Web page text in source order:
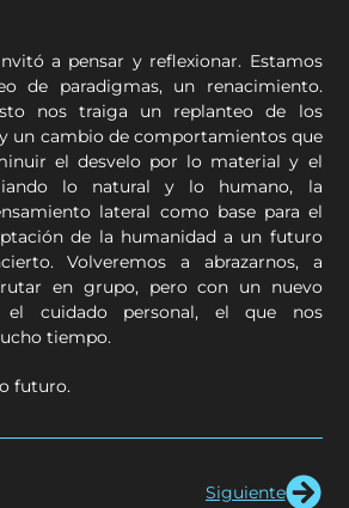
a pensar y reflexionar. Estamos
de paradigmas, un renacimiento.
nos traiga un replanteo de los
un cambio de comportamientos que
el desvelo por lo material y el
lo natural y lo humano, la
lateral como base para el
de la humanidad a un futuro
Volveremos a abrazarnos, a
en grupo, pero con un nuevo
el cuidado personal, el que nos
tiempo.
futuro.
Siguiente